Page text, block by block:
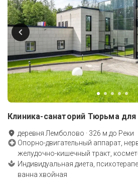
Клиника-санаторий Тюрьма
деревня Лемболово · 326 м до Реки
Опорно-двигательный аппарат,
желудочно-кишечный тракт,
Индивидуальная диета,
ванна хвойная